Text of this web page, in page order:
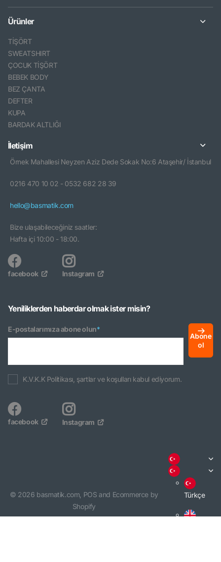
Ürünler
TİŞÖRT
SWEATSHIRT
ÇOCUK TİŞÖRT
BEBEK BODY
BEZ ÇANTA
DEFTER
KUPA
BARDAK ALTLIĞI
İletişim
Örnek Mahallesi Neyzen Aziz Dede Sokak No:6 Ataşehir/ İstanbul
0216 470 10 02 - 0532 682 28 39
hello@basmatik.com
Bize ulaşabileceğiniz saatler:
Hafta içi 10:00 - 18:00.
facebook Instagram
Yeniliklerden haberdar olmak ister misin?
E-postalarımıza abone olun*
Abone
ol
K.V.K.K Politikası, şartlar ve koşulları kabul ediyorum.
facebook Instagram
© 2026 basmatik.com, POS and Ecommerce by
Shopify
Türkçe